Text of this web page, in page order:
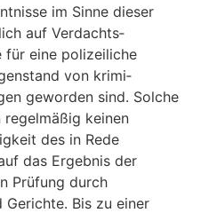
im Sinne dieser
auf Verdachts­
für eine polizeiliche
von krimi­
geworden sind. Solche
regelmäßig keinen
des in Rede
das Ergebnis der
Prüfung durch
Bis zu einer